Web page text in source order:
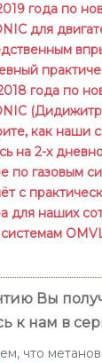
года по
для
года по
как наши
на 2-х
по газовым
с
для наших
Вы
к нам в
, что